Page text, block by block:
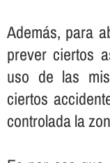
Además, para
prever ciertos
uso de las
ciertos
controlada la